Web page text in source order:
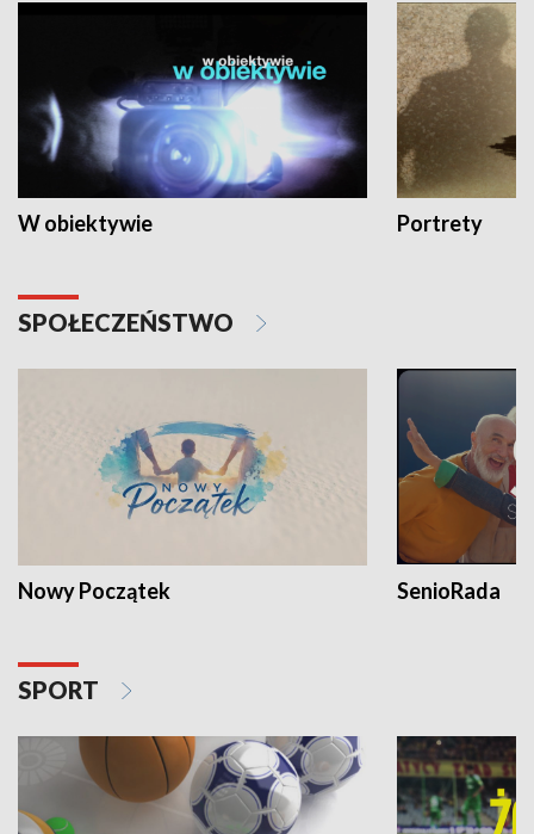
W obiektywie Portrety
SPOŁECZEŃSTWO
Nowy Początek SenioRada
SPORT